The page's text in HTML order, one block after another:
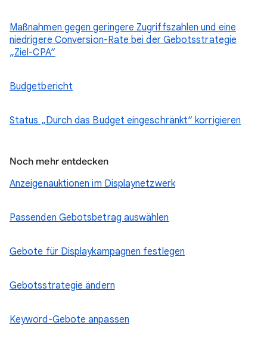
Maßnahmen gegen geringere Zugriffszahlen und eine
niedrigere Conversion-Rate bei der Gebotsstrategie
„Ziel-CPA“
Budgetbericht
Status „Durch das Budget eingeschränkt“ korrigieren
Noch mehr entdecken
Anzeigenauktionen im Displaynetzwerk
Passenden Gebotsbetrag auswählen
Gebote für Displaykampagnen festlegen
Gebotsstrategie ändern
Keyword-Gebote anpassen